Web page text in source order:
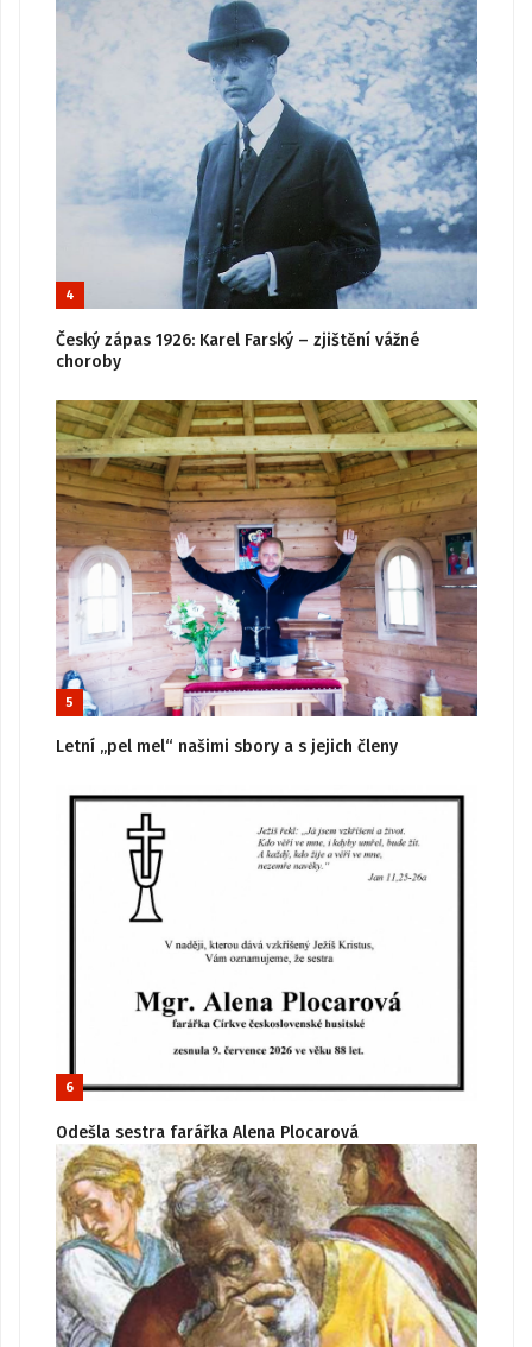
4
Český zápas 1926: Karel Farský – zjištění vážné
choroby
5
Letní „pel mel“ našimi sbory a s jejich členy
6
Odešla sestra farářka Alena Plocarová